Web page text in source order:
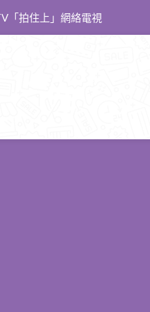
「拍住上」網絡電視